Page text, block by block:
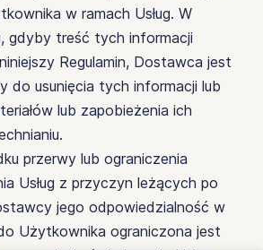
w ramach Usług. W
gdyby treść tych informacji
Regulamin, Dostawca jest
do usunięcia tych informacji lub
lub zapobieżenia ich
przerwy lub ograniczenia
Usług z przyczyn leżących po
jego odpowiedzialność w
Użytkownika ograniczona jest